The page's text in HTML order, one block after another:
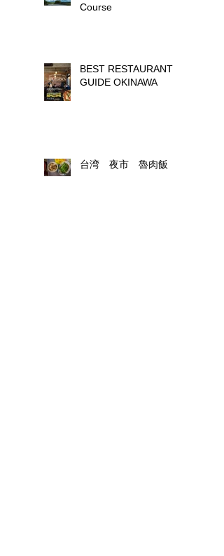
Course
BEST RESTAURANT
GUIDE OKINAWA
台湾 夜市 魯肉飯